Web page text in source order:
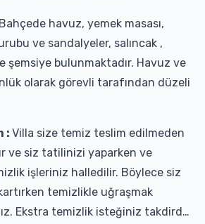
Bahçede havuz, yemek masası,
ve sandalyeler, salıncak ,
şemsiye bulunmaktadır. Havuz ve
olarak görevli tarafından düzeli
: Villa size temiz teslim edilmeden
ve siz tatilinizi yaparken ve
işleriniz halledilir. Böylece siz
temizlikle uğraşmak
Ekstra temizlik isteğiniz takdirde